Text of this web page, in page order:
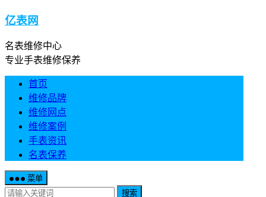
亿表网
名表维修中心
专业手表维修保养
首页
维修品牌
维修网点
维修案例
手表资讯
名表保养
菜单
搜索